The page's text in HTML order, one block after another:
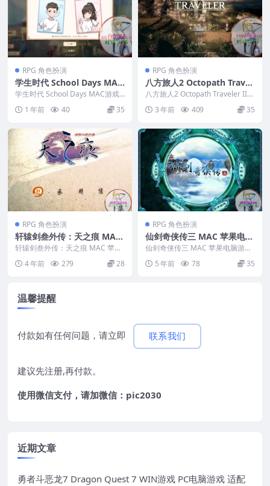
RPG 角色扮演
学生时代 School Days MAC
游戏 苹果电脑游戏 适配系统
15
学生时代 School Days MAC游戏
苹果电脑游戏 适配系统15 &nb...
1 年前 40 35
RPG 角色扮演
八方旅人2 Octopath Travel
er II MAC苹果电脑游戏 中文
版 支持12 13 14
八方旅人2 Octopath Traveler II
3 年前 409 35
RPG 角色扮演
轩辕剑叁外传：天之痕 MAC
苹果电脑游戏 繁体中文版 支
援10.13 10.14 10.15 11 12
适用于APPLE CPU
轩辕剑叁外传：天之痕 MAC 苹果
电脑游戏 繁体中文版 支援10.13 1
0.1...4 年前 279 28
RPG 角色扮演
仙剑奇侠传三 MAC 苹果电脑
游戏 简体中文版 支援12 13 1
4 15 适用于APPLE CPU
仙剑奇侠传三 MAC 苹果电脑游戏
简体中文版 支援12 13 14 15 适
用...5 年前 78 35
温馨提醒
付款如有任何问题，请立即 联系我们
建议先注册,再付款。
使用微信支付，请加微信：pic2030
近期文章
勇者斗恶龙7 Dragon Quest 7 WIN游戏 PC电脑游戏 适配